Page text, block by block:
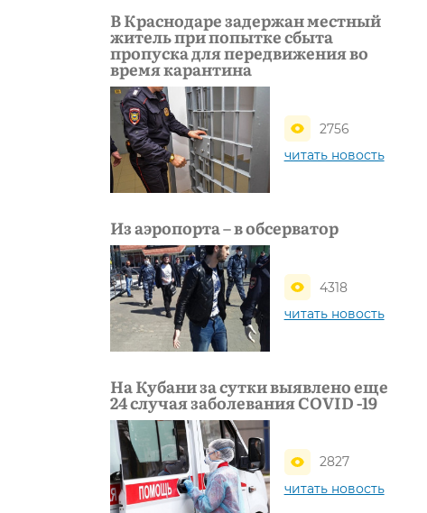
В Краснодаре задержан местный
житель при попытке сбыта
пропуска для передвижения во
время карантина
2756
читать новость
Из аэропорта – в обсерватор
4318
читать новость
На Кубани за сутки выявлено еще
24 случая заболевания COVID -19
2827
читать новость